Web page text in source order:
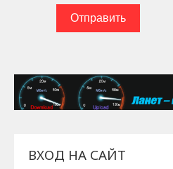
Отправить
ВХОД НА САЙТ